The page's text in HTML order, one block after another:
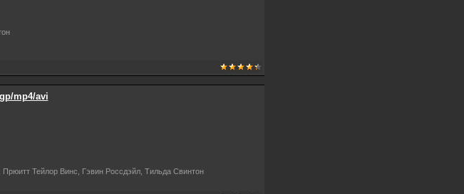
mp4/avi
Тейлор Винс, Гэвин Россдэйл, Тильда Свинтон